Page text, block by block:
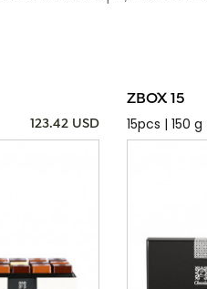
123.42 USD
ZBOX 15
15pcs | 150 g